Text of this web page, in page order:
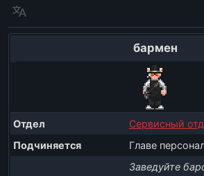
Язык
бармен
Отдел
Сервисный
Подчиняется
Главе
Заведуйте